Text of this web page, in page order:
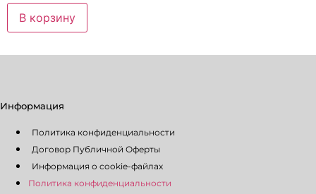
Количество
товара
Черновцы
Рига
В корзину
Информация
Политика конфиденциальности
Договор Публичной Оферты
Информация о cookie-файлах
Политика конфиденциальности